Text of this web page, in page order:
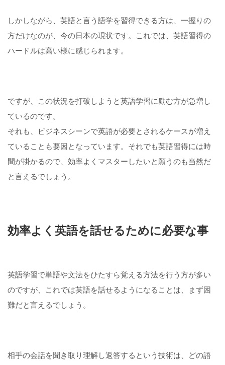
しかしながら、英語と言う語学を習得できる方は、一握りの
方だけなのが、今の日本の現状です。これでは、英語習得の
ハードルは高い様に感じられます。
ですが、この状況を打破しようと英語学習に励む方が急増し
ているのです。
それも、ビジネスシーンで英語が必要とされるケースが増え
ていることも要因となっています。それでも英語習得には時
間が掛かるので、効率よくマスターしたいと願うのも当然だ
と言えるでしょう。
効率よく英語を話せるために必要な事
英語学習で単語や文法をひたすら覚える方法を行う方が多い
のですが、これでは英語を話せるようになることは、まず困
難だと言えるでしょう。
相手の会話を聞き取り理解し返答するという技術は、どの語